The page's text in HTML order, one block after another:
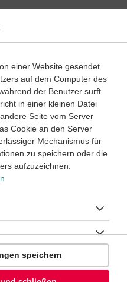
où, qui und que?
y und en?
in einem Satz?
und Übungen
die
Arten von
im Satz
die sie ersetzen.
es gibt und wann du
wir dir auf unserer
. Mithilfe unserer
einer Website gesendet
auf dem Computer des
der Benutzer surft.
in einer kleinen Datei
Seite vom Server
Cookie an den Server
Mechanismus für
zu speichern oder die
aufzuzeichnen.
speichern